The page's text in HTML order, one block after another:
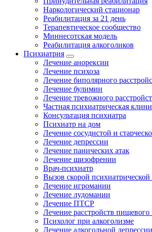
Наркологический стационар
Реабилитация за 21 день
Терапевтическое сообщество
Миннесотская модель
Реабилитация алкоголиков
Психиатрия
Лечение анорексии
Лечение психоза
Лечение биполярного
Лечение булимии
Лечение тревожного
Частная психиатрическая
Консультация психиатра
Психиатр на дом
Лечение сосудистой и
Лечение депрессии
Лечение панических атак
Лечение шизофрении
Врач-психиатр
Вызов скорой
Лечение игромании
Лечение лудомании
Лечение ПТСР
Лечение расстройств пищевого
Психолог при алкоголизме
Лечение алкогольной депрессии